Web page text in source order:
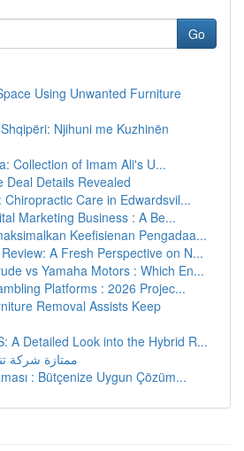
Go
Using Unwanted Furniture
Njihuni me Kuzhinën
Collection of Imam Ali's U...
Deal Details Revealed
Chiropractic Care in Edwardsvil...
Marketing Business : A Be...
Keefisienan Pengadaa...
A Fresh Perspective on N...
vs Yamaha Motors : Which En...
Platforms : 2026 Projec...
Removal Assists Keep
A Detailed Look into the Hybrid R...
ممتازة شركة
: Bütçenize Uygun Çözüm...